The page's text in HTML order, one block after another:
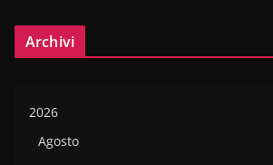
Archivi
2026
Agosto